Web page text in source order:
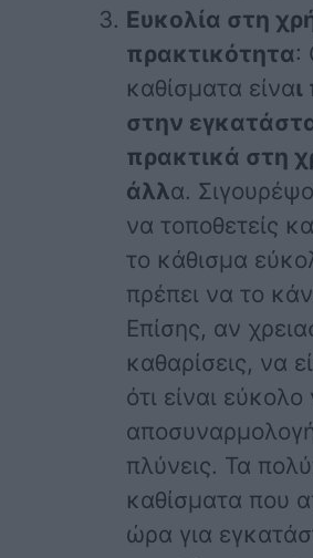
Ευκολία στη
πρακτικότητα:
καθίσματα είνα
στην
πρακτικά στη
άλλα.
να τοποθετείς
το κάθισμα
πρέπει να το
Επίσης, αν
καθαρίσεις, να
ότι είναι
πλύνεις. Τα
καθίσματα που
ώρα για